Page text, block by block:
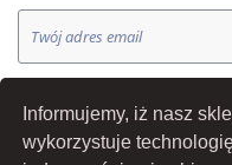
Informujemy, iż nasz
wykorzystuje
OK